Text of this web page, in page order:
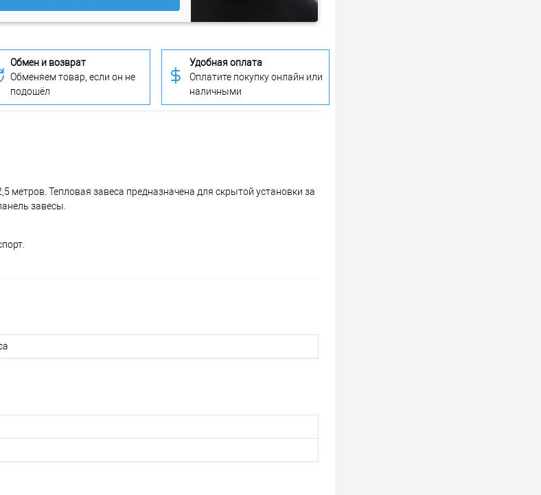
Обмен и возврат
Обменяем товар, если он не
подошёл
Удобная оплата
Оплатите покупку онлайн или
наличными
Тепловая завеса предназначена для скрытой установки за
завесы.